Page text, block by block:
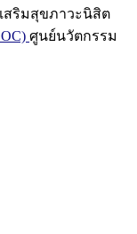
สริมสุขภาวะนิสิต
ศูนย์นวัตกรรม